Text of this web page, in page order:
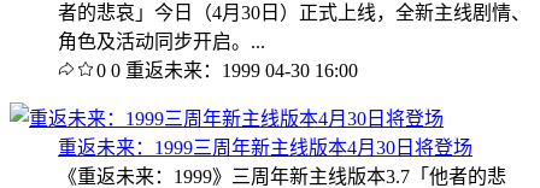
者的悲哀」今日（4月30日）正式上线，全新主线剧情、
角色及活动同步开启。...
0 0 重返未来：1999 04-30 16:00
重返未来：1999三周年新主线版本4月30日将登场
《重返未来：1999》三周年新主线版本3.7「他者的悲